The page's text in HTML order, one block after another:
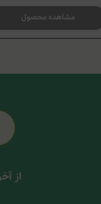
مشاهده محصول
از